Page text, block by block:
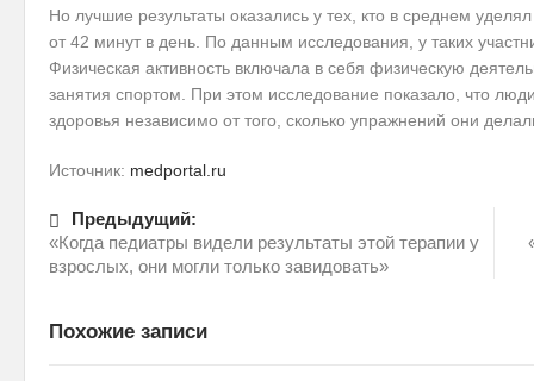
Но лучшие результаты оказались у тех, кто в среднем
от 42 минут в день. По данным исследования, у таких
Физическая активность включала в себя физическую
занятия спортом. При этом исследование показало, что
здоровья независимо от того, сколько упражнений они
Источник: medportal.ru
Предыдущий:
«Когда педиатры видели результаты этой терапии у
взрослых, они могли только завидовать»
Похожие записи